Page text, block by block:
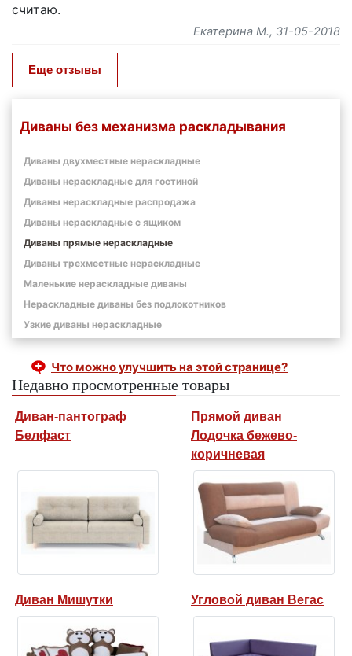
Диваны без механизма раскладывания
Диваны двухместные нераскладные
Диваны нераскладные для гостиной
Диваны нераскладные распродажа
Диваны нераскладные с ящиком
Диваны прямые нераскладные
Диваны трехместные нераскладные
Маленькие нераскладные диваны
Нераскладные диваны без подлокотников
Узкие диваны нераскладные
считаю.
Екатерина М., 31-05-2018
Еще отзывы
Что можно улучшить на этой странице?
Недавно просмотренные товары
Диван-пантограф
Белфаст
Прямой диван
Лодочка бежево-
коричневая
Диван Мишутки Угловой диван Вегас